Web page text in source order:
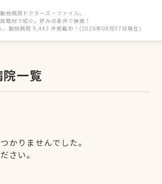
物病院ドクターズ・ファイル。
取材で紹介。好みの条件で検索！
、動物病院 9,443 件掲載中！(2026年08月07日現在)
一覧
かりませんでした。
さい。